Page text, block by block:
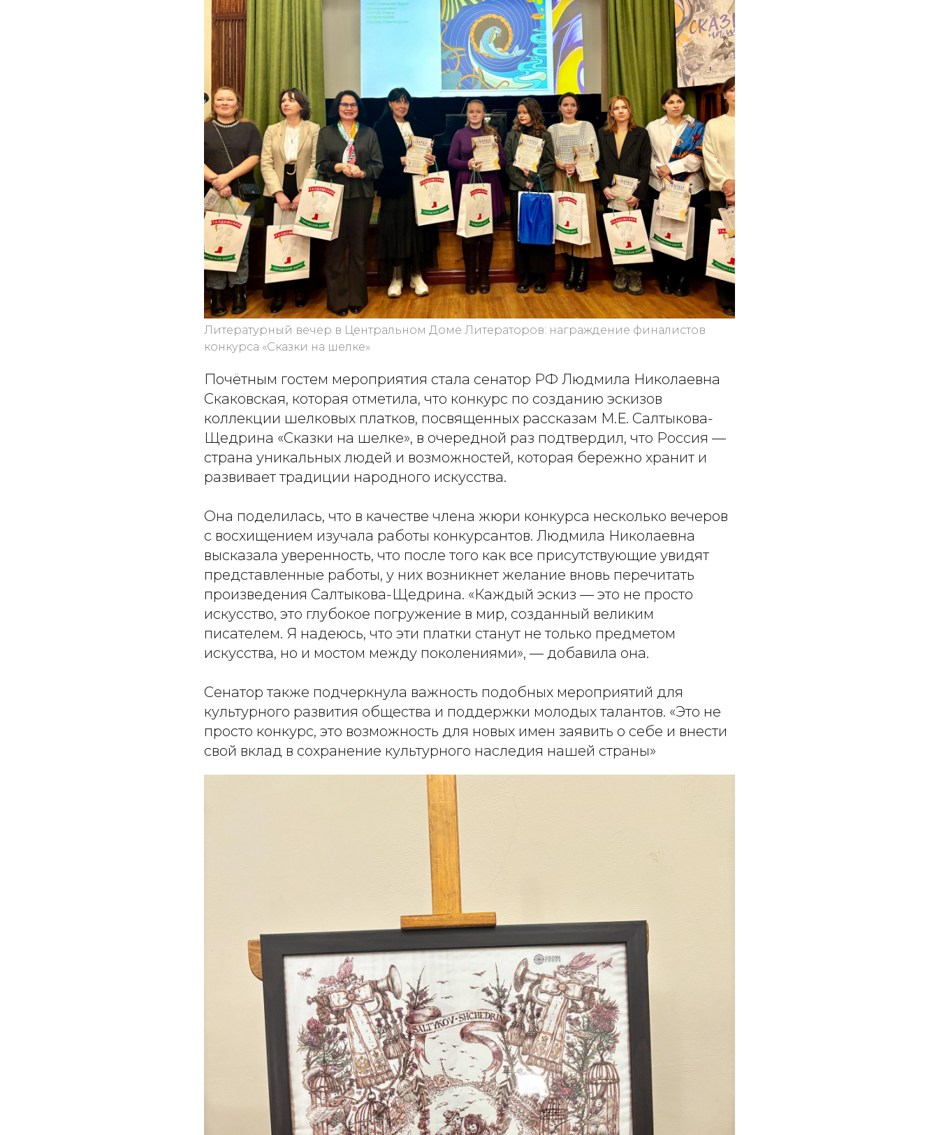
Литературный вечер в Центральном Доме Литераторов: награждение финалистов
конкурса «Сказки на шелке»
Почётным гостем мероприятия стала сенатор РФ Людмила Николаевна
Скаковская, которая отметила, что конкурс по созданию эскизов
коллекции шелковых платков, посвященных рассказам М.Е. Салтыкова-
Щедрина «Сказки на шелке», в очередной раз подтвердил, что Россия —
страна уникальных людей и возможностей, которая бережно хранит и
развивает традиции народного искусства.
Она поделилась, что в качестве члена жюри конкурса несколько вечеров
с восхищением изучала работы конкурсантов. Людмила Николаевна
высказала уверенность, что после того как все присутствующие увидят
представленные работы, у них возникнет желание вновь перечитать
произведения Салтыкова-Щедрина. «Каждый эскиз — это не просто
искусство, это глубокое погружение в мир, созданный великим
писателем. Я надеюсь, что эти платки станут не только предметом
искусства, но и мостом между поколениями», — добавила она.
Сенатор также подчеркнула важность подобных мероприятий для
культурного развития общества и поддержки молодых талантов. «Это не
просто конкурс, это возможность для новых имен заявить о себе и внести
свой вклад в сохранение культурного наследия нашей страны»